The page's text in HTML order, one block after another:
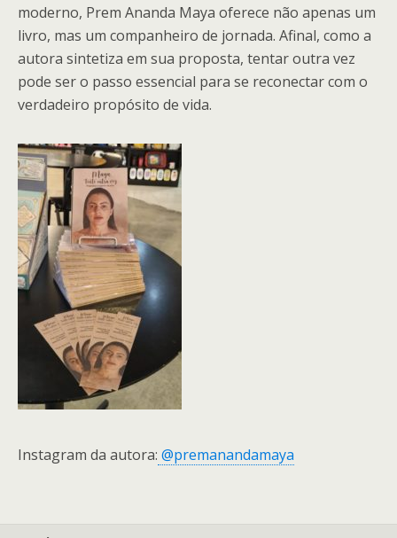
moderno, Prem Ananda Maya oferece não apenas um
livro, mas um companheiro de jornada. Afinal, como a
autora sintetiza em sua proposta, tentar outra vez
pode ser o passo essencial para se reconectar com o
verdadeiro propósito de vida.
Instagram da autora: @premanandamaya